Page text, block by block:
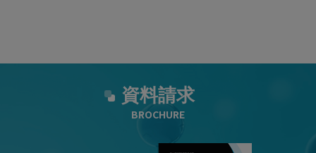
資料請求
BROCHURE